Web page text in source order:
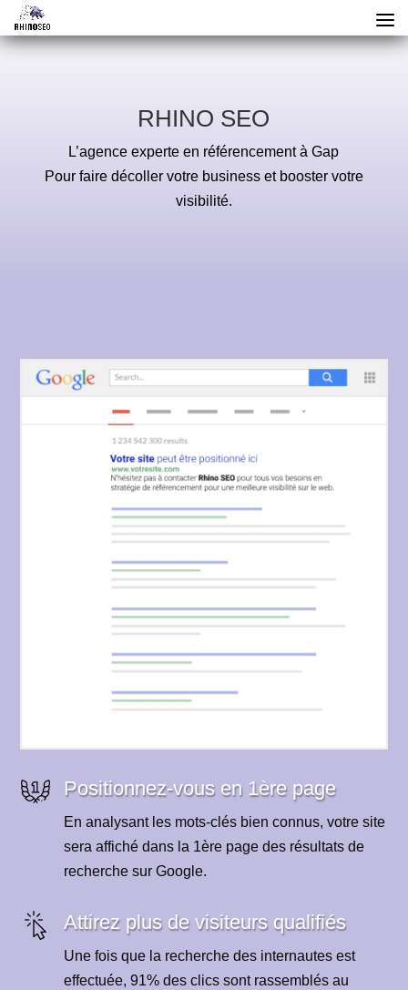
RHINO SEO
L’agence experte en référencement à Gap
Pour faire décoller votre business et booster votre
visibilité.
Positionnez-vous en 1ère page
En analysant les mots-clés bien connus, votre site
sera affiché dans la 1ère page des résultats de
recherche sur Google.
Attirez plus de visiteurs qualifiés
Une fois que la recherche des internautes est
effectuée, 91% des clics sont rassemblés au